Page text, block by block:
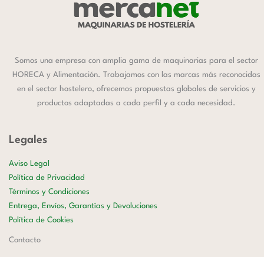
Somos una empresa con amplia gama de maquinarias para el sector
HORECA y Alimentación. Trabajamos con las marcas más reconocidas
en el sector hostelero, ofrecemos propuestas globales de servicios y
productos adaptadas a cada perfil y a cada necesidad.
Legales
Aviso Legal
Política de Privacidad
Términos y Condiciones
Entrega, Envíos, Garantías y Devoluciones
Política de Cookies
Contacto